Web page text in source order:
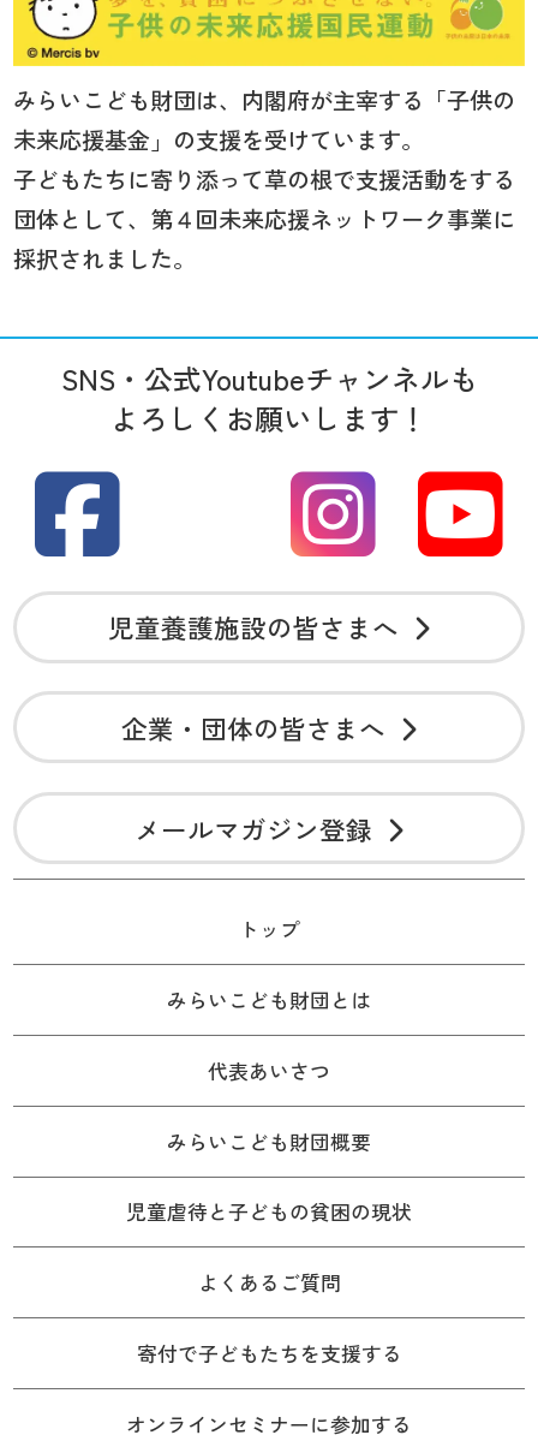
みらいこども財団は、内閣府が主宰する「子供の
未来応援基金」の支援を受けています。
子どもたちに寄り添って草の根で支援活動をする
団体として、第４回未来応援ネットワーク事業に
採択されました。
SNS・公式Youtubeチャンネルも
よろしくお願いします！
児童養護施設の皆さまへ
企業・団体の皆さまへ
メールマガジン登録
トップ
みらいこども財団とは
代表あいさつ
みらいこども財団概要
児童虐待と子どもの貧困の現状
よくあるご質問
寄付で子どもたちを支援する
オンラインセミナーに参加する